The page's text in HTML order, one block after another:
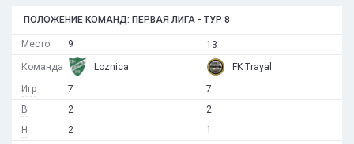
ПОЛОЖЕНИЕ КОМАНД: ПЕРВАЯ ЛИГА - ТУР 8
Место
Команда
Игр
В
Н
9
Loznica
7
2
2
13
FK Trayal
7
2
1